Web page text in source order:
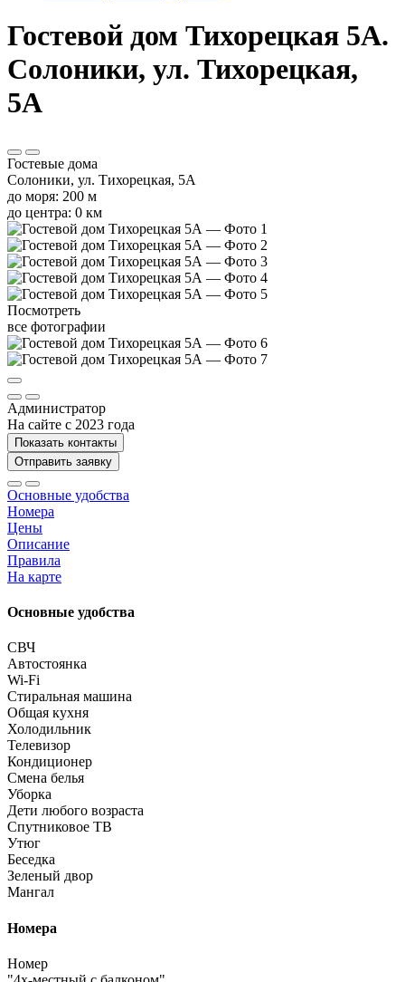
Гостевой дом Тихорецкая 5А.
Солоники, ул. Тихорецкая,
5А
Гостевые дома
Солоники, ул. Тихорецкая, 5А
до моря: 200 м
до центра: 0 км
Посмотреть
все фотографии
Администратор
На сайте с 2023 года
Показать контакты
Отправить заявку
Основные удобства
Номера
Цены
Описание
Правила
На карте
Основные удобства
СВЧ
Автостоянка
Wi-Fi
Стиральная машина
Общая кухня
Холодильник
Телевизор
Кондиционер
Смена белья
Уборка
Дети любого возраста
Спутниковое ТВ
Утюг
Беседка
Зеленый двор
Мангал
Номера
Номер